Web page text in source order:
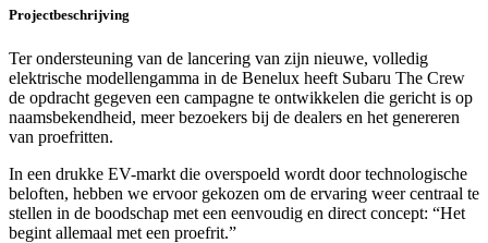
Projectbeschrijving
Ter ondersteuning van de lancering van zijn nieuwe, volledig
elektrische modellengamma in de Benelux heeft Subaru The Crew
de opdracht gegeven een campagne te ontwikkelen die gericht is op
naamsbekendheid, meer bezoekers bij de dealers en het genereren
van proefritten.
In een drukke EV-markt die overspoeld wordt door technologische
beloften, hebben we ervoor gekozen om de ervaring weer centraal te
stellen in de boodschap met een eenvoudig en direct concept: “Het
begint allemaal met een proefrit.”